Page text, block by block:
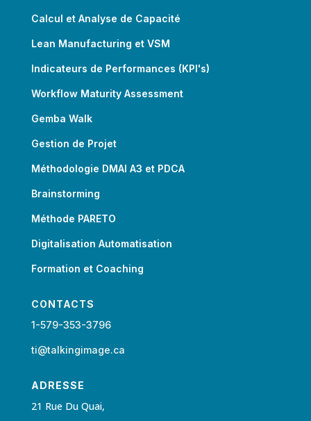
Calcul et Analyse de Capacité
Lean Manufacturing et VSM
Indicateurs de Performances (KPI's)
Workflow Maturity Assessment
Gemba Walk
Gestion de Projet
Méthodologie DMAI A3 et PDCA
Brainstorming
Méthode PARETO
Digitalisation Automatisation
Formation et Coaching
CONTACTS
1-579-353-3796
ti@talkingimage.ca
ADRESSE
21 Rue Du Quai,